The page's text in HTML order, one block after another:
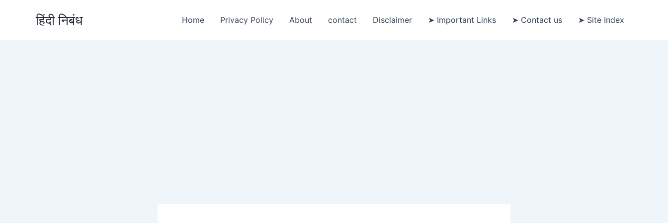
हिंदी निबंध Home Privacy Policy About contact Disclaimer ➤ Important Links ➤ Contact us ➤ Site Index